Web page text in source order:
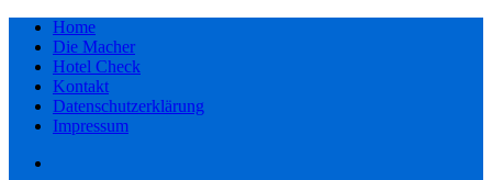
Home
Die Macher
Hotel Check
Kontakt
Datenschutzerklärung
Impressum